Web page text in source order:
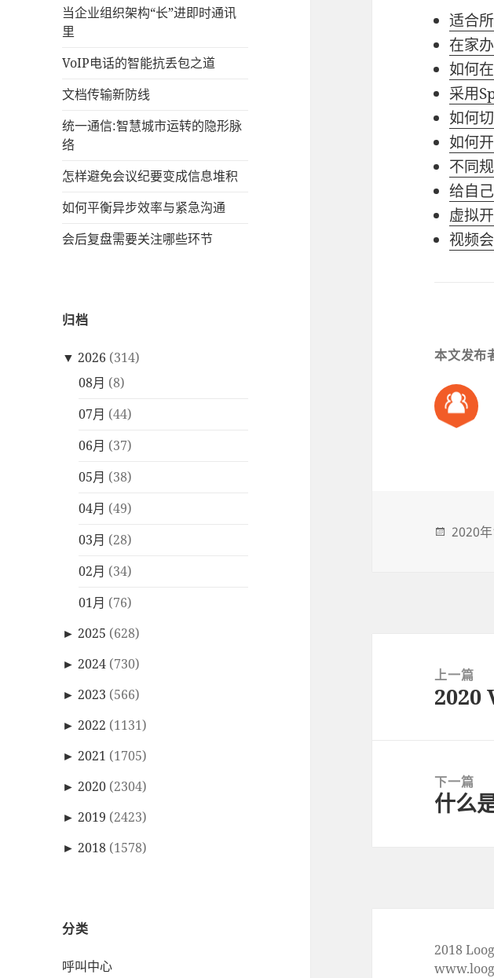
当企业组织架构“长”进即时通讯
里
VoIP电话的智能抗丢包之道
文档传输新防线
统一通信:智慧城市运转的隐形脉
络
怎样避免会议纪要变成信息堆积
如何平衡异步效率与紧急沟通
会后复盘需要关注哪些环节
归档
▼ 2026 (314)
08月 (8)
07月 (44)
06月 (37)
05月 (38)
04月 (49)
03月 (28)
02月 (34)
01月 (76)
► 2025 (628)
► 2024 (730)
► 2023 (566)
► 2022 (1131)
► 2021 (1705)
► 2020 (2304)
► 2019 (2423)
► 2018 (1578)
分类
呼叫中心
适合
在家
如何
采用
如何
如何
不同
给自
虚拟
视频
本文发布
2020
navigation上一篇
上
章:
2020
下一篇
下
什么
2018